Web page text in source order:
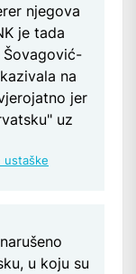
njegova
je tada
Šovagović-
na
jer
uz
ustaške
u koju su